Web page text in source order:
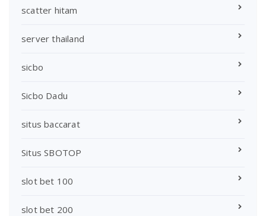
scatter hitam
server thailand
sicbo
Sicbo Dadu
situs baccarat
Situs SBOTOP
slot bet 100
slot bet 200